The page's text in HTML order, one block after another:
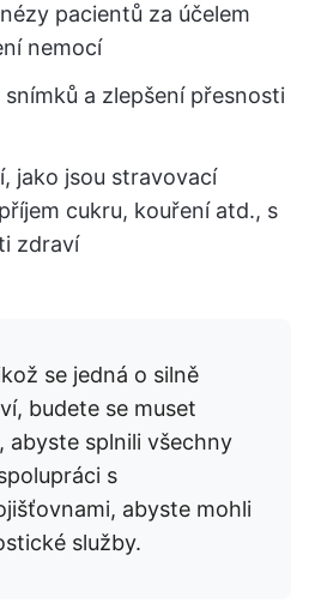
pacientů za účelem
nemocí
a zlepšení přesnosti
jako jsou stravovací
cukru, kouření atd., s
zdraví
se jedná o silně
budete se muset
abyste splnili všechny
s
abyste mohli
služby.